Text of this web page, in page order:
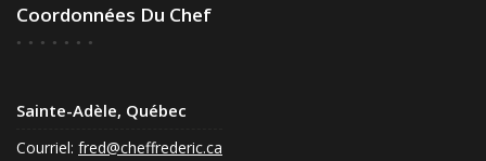
Coordonnées Du Chef
Sainte-Adèle, Québec
Courriel: fred@cheffrederic.ca